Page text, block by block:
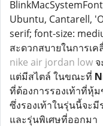
Ubuntu, Cantarell,
serif; font-size:
สะดวกสบายในการเ
nike air jordan low
แต่มีสไตล์ ในขณะที่
ที่ต้องการรองเท้าที่หุ้
ซึ่งรองเท้าในรุ่นนี้จะ
และรุ่นพิเศษที่ออกมา